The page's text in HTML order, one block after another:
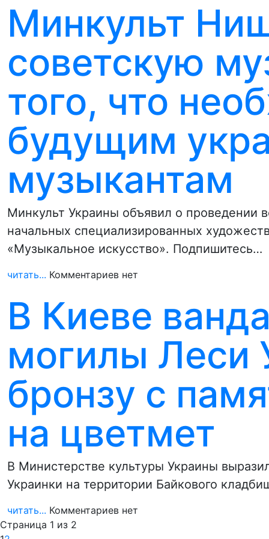
Минкульт
советскую
того, что
будущим
музыкантам
Минкульт Украины объявил о проведении
начальных специализированных
«Музыкальное искусство». Подпишитесь…
читать... Комментариев нет
В Киеве
могилы Леси
бронзу с
на цветмет
В Министерстве культуры Украины
Украинки на территории Байкового
читать... Комментариев нет
Страница 1 из 2